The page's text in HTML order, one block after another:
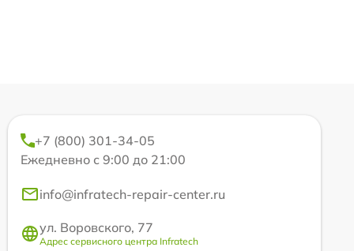
+7 (800) 301-34-05
Ежедневно с 9:00 до 21:00
info@infratech-repair-center.ru
ул. Воровского, 77
Адрес сервисного центра Infratech